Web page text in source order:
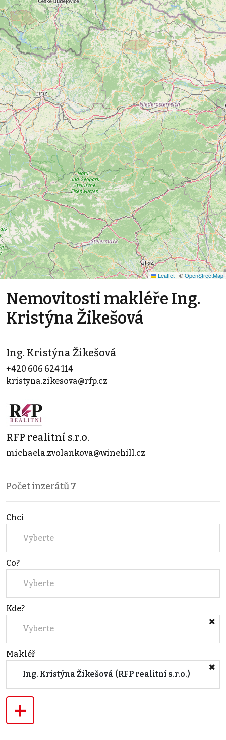
Leaflet | ©OpenStreetMap
Nemovitosti makléře Ing.
Kristýna Žikešová
Ing. Kristýna Žikešová
+420 606 624 114
kristyna.zikesova@rfp.cz
RFP realitní s.r.o.
michaela.zvolankova@winehill.cz
Počet inzerátů7
Chci
Vyberte
Co?
Vyberte
Kde?
Vyberte
Makléř
Ing. Kristýna Žikešová (RFP realitní s.r.o.)
+